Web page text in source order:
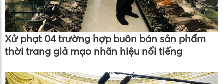
Xử phạt 04 trường hợp buôn bán sản phẩm
thời trang giả mạo nhãn hiệu nổi tiếng